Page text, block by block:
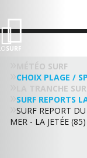
SURF
MÉTÉO SURF
CHOIX PLAGE /
LA TRANCHE
SURF REPORTS
SURF REPORT
MER - LA JETÉE (85)